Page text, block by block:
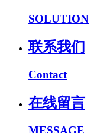
SOLUTION
联系我们
Contact
在线留言
MESSAGE